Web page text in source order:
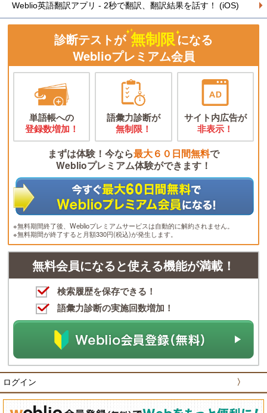
Weblio英語翻訳アプリ - 2秒で翻訳、翻訳結果を話す！ (iOS)
診断テストが 無制限になる
Weblioプレミアム会員
単語帳への
登録数増加！
語彙力診断が
無制限！
サイト内広告が
非表示！
まずは体験！今なら最大６０日間無料で
Weblioプレミアム体験ができます！
※無料期間終了後、Weblioプレミアムサービスは自動的に解約されません。
※無料期間が終了すると月額330円(税込)が発生します。
無料会員になると使える機能が満載！
検索履歴を保存できる！
語彙力診断の実施回数増加！
ログイン 〉